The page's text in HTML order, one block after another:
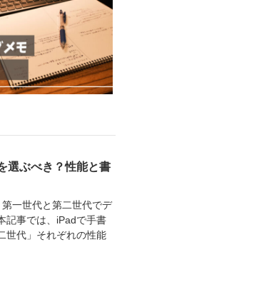
選ぶべき？性能と書
一世代と第二世代でデ
記事では、iPadで手書
世代」それぞれの性能